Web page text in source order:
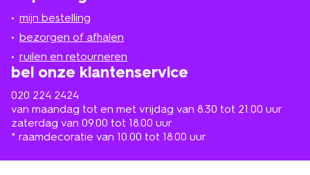
mijn bestelling
bezorgen of afhalen
ruilen en retourneren
bel onze klantenservice
020 224 2424
van maandag tot en met vrijdag van 8.30 tot 21.00 uur
zaterdag van 09.00 tot 18.00 uur
* raamdecoratie van 10.00 tot 18.00 uur
in
de
buurt